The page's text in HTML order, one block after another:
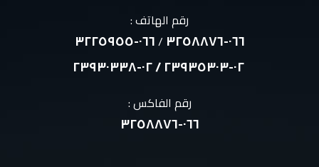
رقم الهاتف :
٠٦٦-٣٢٥٨٨٧٦ /٠٦٦-٣٢٢٥٩٥٥
٠٢-٢٣٩٣٥٣٠٣ / ٠٢-٢٣٩٣٠٣٣٨
رقم الفاكس :
٠٦٦-٣٢٥٨٨٧٦